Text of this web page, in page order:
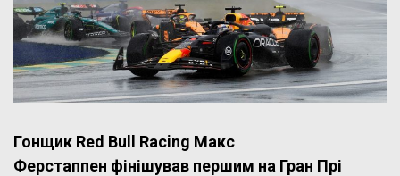
Гонщик Red Bull Racing Макс
Ферстаппен фінішував першим на Гран Прі